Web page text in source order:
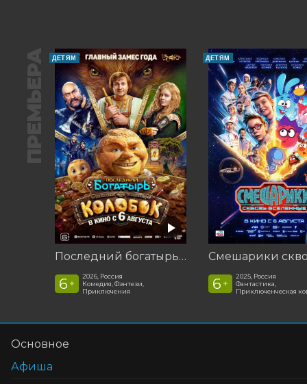
ПРЕМЬЕРА ДЕТЯМ
Последний богатырь. Колобок
6 +
2026, Россия
Комедия, Фэнтези,
Приключения
ДЕТЯМ
6 +
2025, Россия
Фантастика,
Приключенческая
Основное
Афиша